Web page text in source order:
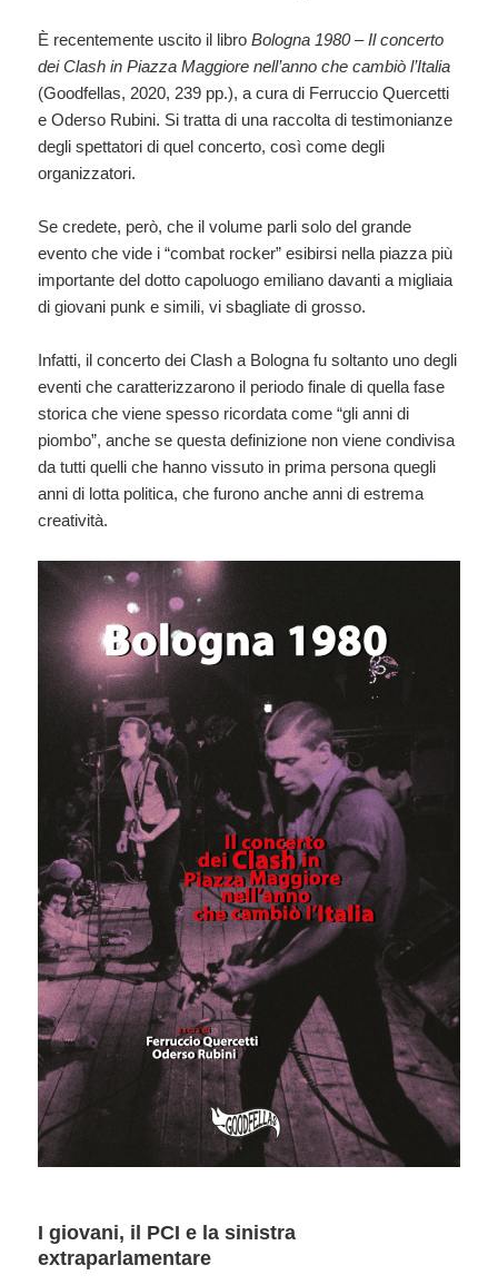
È recentemente uscito il libroBologna 1980 – Il concerto
dei Clash in Piazza Maggiore nell’anno che cambiò l’Italia
(Goodfellas, 2020, 239 pp.), a cura di Ferruccio Quercetti
e Oderso Rubini. Si tratta di una raccolta di testimonianze
degli spettatori di quel concerto, così come degli
organizzatori.
Se credete, però, che il volume parli solo del grande
evento che vide i “combat rocker” esibirsi nella piazza più
importante del dotto capoluogo emiliano davanti a migliaia
di giovani punk e simili, vi sbagliate di grosso.
Infatti, il concerto dei Clash a Bologna fu soltanto uno degli
eventi che caratterizzarono il periodo finale di quella fase
storica che viene spesso ricordata come “gli anni di
piombo”, anche se questa definizione non viene condivisa
da tutti quelli che hanno vissuto in prima persona quegli
anni di lotta politica, che furono anche anni di estrema
creatività.
I giovani, il PCI e la sinistra
extraparlamentare